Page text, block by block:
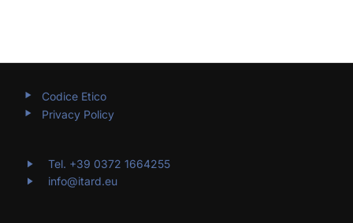
Codice Etico
Privacy Policy
Tel. +39 0372 1664255
info@itard.eu